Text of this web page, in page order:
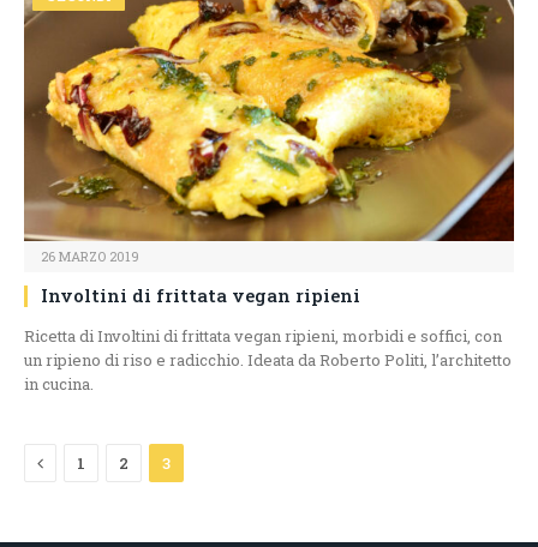
26 MARZO 2019
Involtini di frittata vegan ripieni
Ricetta di Involtini di frittata vegan ripieni, morbidi e soffici, con
un ripieno di riso e radicchio. Ideata da Roberto Politi, l’architetto
in cucina.
Previous
1 2 3